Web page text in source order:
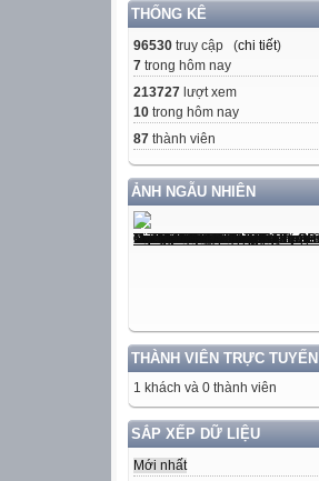
THỐNG KÊ
96530 truy cập (chi tiết)
7 trong hôm nay
213727 lượt xem
10 trong hôm nay
87 thành viên
ẢNH NGẪU NHIÊN
THÀNH VIÊN TRỰC TUYẾN
1 khách và 0 thành viên
SẮP XẾP DỮ LIỆU
Mới nhất